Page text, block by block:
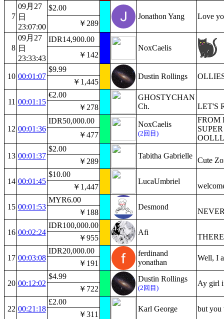
7
09月27
日
23:07:00
$2.00
Jonathon Yang
Love
￥289
8
09月27
日
23:33:43
IDR14,900.00
NoxCaelis
￥142
10 00:01:07
$9.99
Dustin Rollings
￥1,445
11 00:01:15
€2.00
GHOSTYCHAN
Ch.
LET'S
￥278
12 00:01:36
IDR50,000.00 NoxCaelis
(2回目)
FROM
￥477
13 00:01:37
$2.00
Tabitha Gabrielle
Cute
￥289
14 00:01:45
$10.00
LucaUmbriel
￥1,447
15 00:01:53
MYR6.00
Desmond
￥188
16 00:02:24
IDR100,000.00
Afi
￥955
17 00:03:08
IDR20,000.00
ferdinand
yonathan
Well, I
￥191
20 00:12:02
$4.99 Dustin Rollings
(2回目)
Ay girl
￥722
22 00:21:18
£2.00
Karl George
but you
￥311